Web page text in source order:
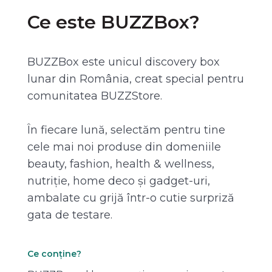
Ce este BUZZBox?
BUZZBox este unicul discovery box
lunar din România, creat special pentru
comunitatea BUZZStore.
În fiecare lună, selectăm pentru tine
cele mai noi produse din domeniile
beauty, fashion, health & wellness,
nutriție, home deco și gadget-uri,
ambalate cu grijă într-o cutie surpriză
gata de testare.
Ce conține?